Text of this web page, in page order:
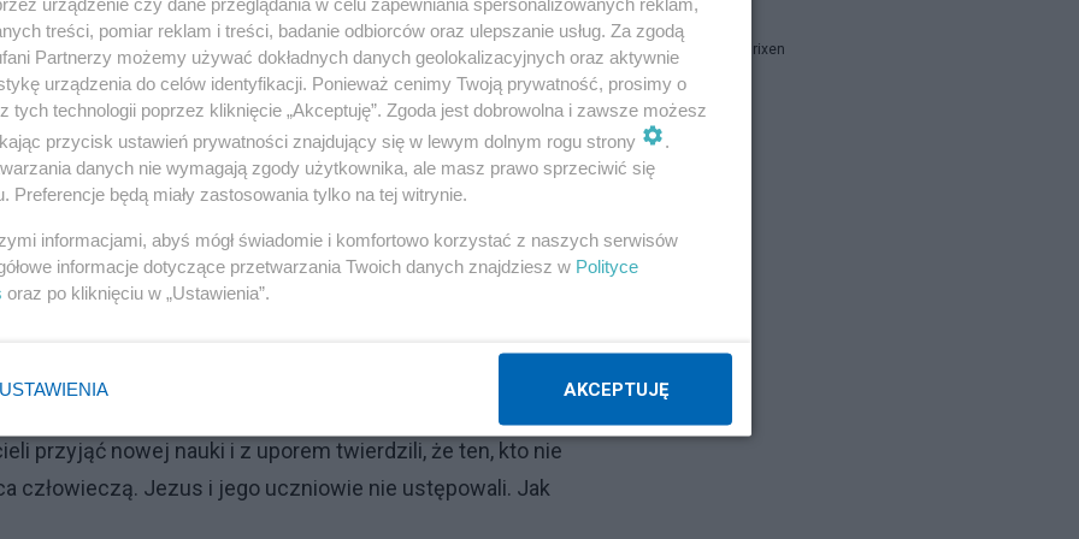
trofeum do „odstrzelenia”. Ten model ideowy
Nehemiasz i Ezdrasz.
że ci dwaj szowiniści pokroju Bandery i Rosenberga
oni swoje żony i dzieci. A to z tej przyczyny, że nie
Wyobraźmy sobie, że dziś jakiś dureń żąda od
wyrzucił z domu swoją żonę Czeszkę i zrodzone z niej
Czystej wody.
Jezusa z Nazaretu. To on próbował przełamać
i ich bezwzględnym zwalczaniu. Namawiał swoich
człowieku, nie wyznającym mozaizmu, istoty ludzkiej.
przyjąć nowej nauki i z uporem twierdzili, że ten, kto nie
człowieczą. Jezus i jego uczniowie nie ustępowali. Jak
Marcin B. Brixen
Napisz notkę
treści, pomiar reklam i treści, badanie odbiorców oraz ulepszanie usług. Za zgodą
Partnerzy możemy używać dokładnych danych geolokalizacyjnych oraz aktywnie
urządzenia do celów identyfikacji. Ponieważ cenimy Twoją prywatność, prosimy o
tych technologii poprzez kliknięcie „Akceptuję”. Zgoda jest dobrowolna i zawsze możesz
przycisk ustawień prywatności znajdujący się w lewym dolnym rogu strony
.
danych nie wymagają zgody użytkownika, ale masz prawo sprzeciwić się
Preferencje będą miały zastosowania tylko na tej witrynie.
informacjami, abyś mógł świadomie i komfortowo korzystać z naszych serwisów
informacje dotyczące przetwarzania Twoich danych znajdziesz w Polityce
oraz po kliknięciu w „Ustawienia”.
USTAWIENIA AKCEPTUJĘ